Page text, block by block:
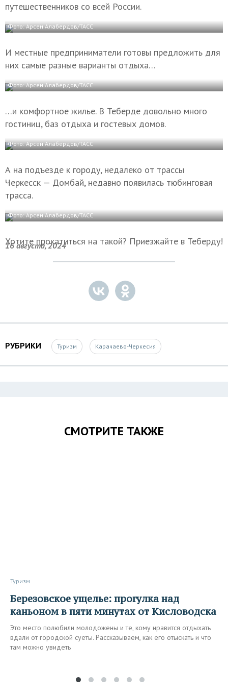
путешественников со всей России.
Фото: Арсен Алабердов/ТАСС
И местные предприниматели готовы предложить для
них самые разные варианты отдыха…
Фото: Арсен Алабердов/ТАСС
…и комфортное жилье. В Теберде довольно много
гостиниц, баз отдыха и гостевых домов.
Фото: Арсен Алабердов/ТАСС
А на подъезде к городу, недалеко от трассы
Черкесск — Домбай, недавно появилась тюбинговая
трасса.
Фото: Арсен Алабердов/ТАСС
Хотите прокатиться на такой? Приезжайте в Теберду!
16 августа, 2024
РУБРИКИ Туризм Карачаево-Черкесия
СМОТРИТЕ ТАКЖЕ
Туризм
Березовское ущелье: прогулка над
каньоном в пяти минутах от Кисловодска
Это место полюбили молодожены и те, кому нравится отдыхать
вдали от городской суеты. Рассказываем, как его отыскать и что
там можно увидеть